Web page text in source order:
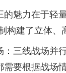
的魅力在于轻
构建了立体
：三线战场并
需要根据战场